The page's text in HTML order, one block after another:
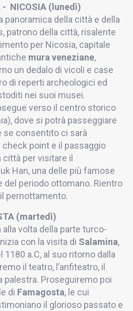
- NICOSIA (lunedì)
panoramica della città e della
patrono della città, risalente
per Nicosia, capitale
mura veneziane,
un dedalo di vicoli e case
di reperti archeologici ed
nei suoi musei.
verso il centro storico
dove si potrà passeggiare
se consentito ci sarà
check point e il passaggio
per visitare il
Han, una delle più famose
periodo ottomano. Rientro
pernottamento.
(martedì)
volta della parte turco-
con la visita di Salamina,
a.C, al suo ritorno dalla
il teatro, l’anfiteatro, il
palestra. Proseguiremo poi
di Famagosta, le cui
il glorioso passato e